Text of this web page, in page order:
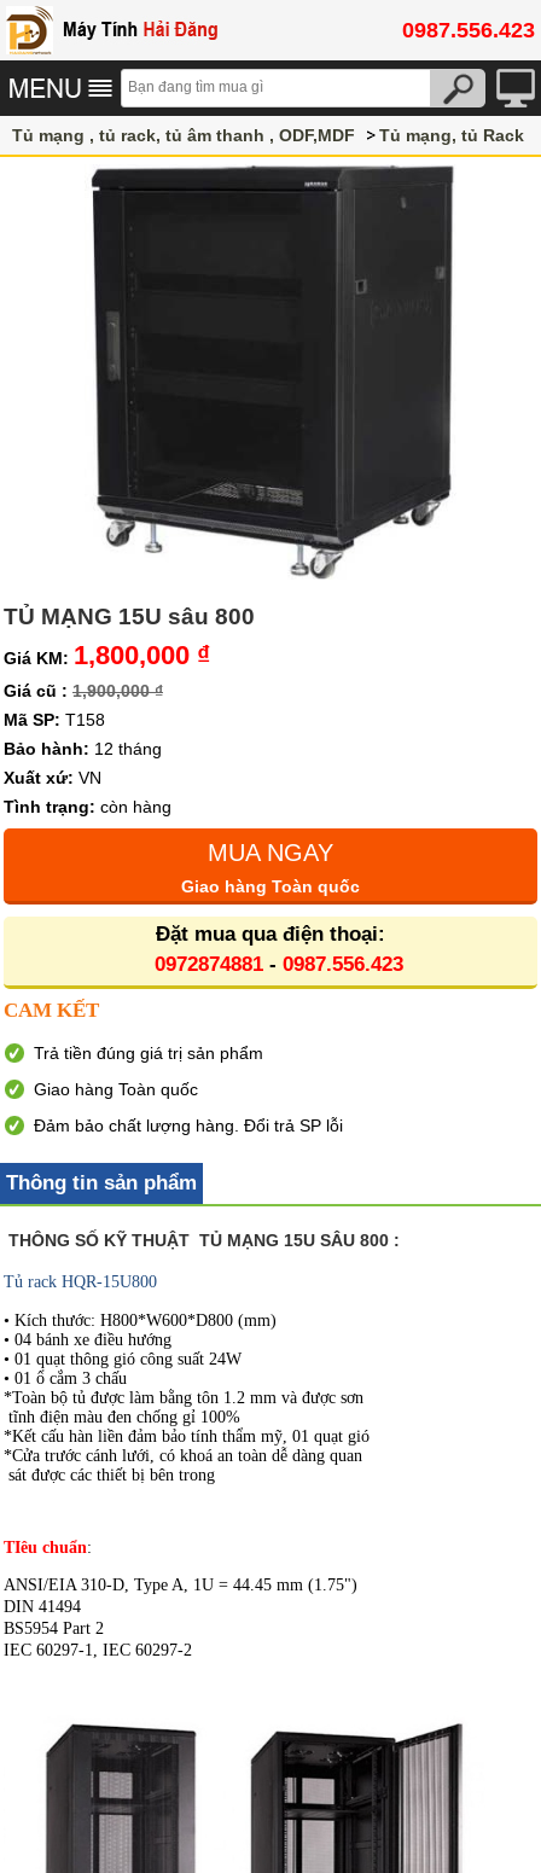
0987.556.423
Tủ mạng , tủ rack, tủ âm thanh , ODF,MDF Tủ mạng, tủ Rack
TỦ MẠNG 15U sâu 800
Giá KM: 1,800,000 ₫
Giá cũ : 1,900,000 ₫
Mã SP: T158
Bảo hành: 12 tháng
Xuất xứ: VN
Tình trạng: còn hàng
MUA NGAY
Giao hàng Toàn quốc
Đặt mua qua điện thoại:
0972874881- 0987.556.423
CAM KẾT
Trả tiền đúng giá trị sản phẩm
Giao hàng Toàn quốc
Đảm bảo chất lượng hàng. Đổi trả SP lỗi
Thông tin sản phẩm
THÔNG SỐ KỸ THUẬT TỦ MẠNG 15U SÂU 800 :
Tủ rack HQR-15U800
• Kích thước: H800*W600*D800 (mm)
• 04 bánh xe điều hướng
• 01 quạt thông gió công suất 24W
• 01 ổ cắm 3 chấu
*Toàn bộ tủ được làm bằng tôn 1.2 mm và được sơn
tĩnh điện màu đen chống gỉ 100%
*Kết cấu hàn liền đảm bảo tính thẩm mỹ, 01 quạt gió
*Cửa trước cánh lưới, có khoá an toàn dễ dàng quan
sát được các thiết bị bên trong
TIêu chuẩn:
ANSI/EIA 310-D, Type A, 1U = 44.45 mm (1.75")
DIN 41494
BS5954 Part 2
IEC 60297-1, IEC 60297-2